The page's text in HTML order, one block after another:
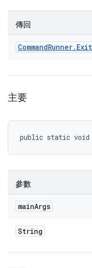
傳回
CommandRunner. Exit
主要
public static void
參數
mainArgs
String